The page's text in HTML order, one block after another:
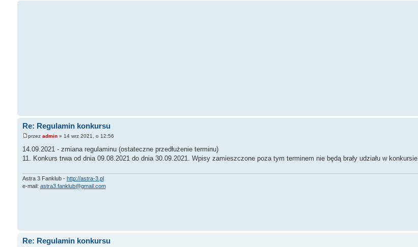
Re: Regulamin konkursu
przez admin» 14 wrz 2021, o 12:56
14.09.2021 - zmiana regulaminu (ostateczne przedłużenie terminu)
11. Konkurs trwa od dnia 09.08.2021 do dnia 30.09.2021. Wpisy zamieszczone poza tym terminem nie będą brały udziału w konkursie.
Astra 3 Fanklub - http://astra-3.pl
e-mail: astra3.fanklub@gmail.com
Re: Regulamin konkursu